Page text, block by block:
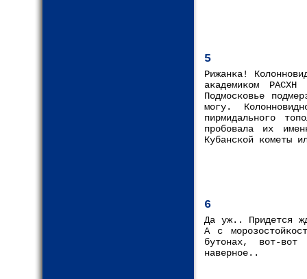
5
Рижанка!
академиком
Подмосковье
могу.
пирмидального
пробовала их
Кубанской кометы
6
Да уж.. Придется
А с
бутонах, вот-
наверное..